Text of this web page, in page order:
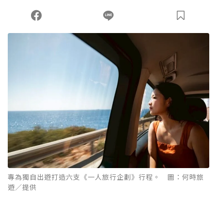
您當前剩餘 U 利點數：0點；前往 購買點數
專為獨自出遊打造六支《一人旅行企劃》行程。 圖：何時旅
遊／提供